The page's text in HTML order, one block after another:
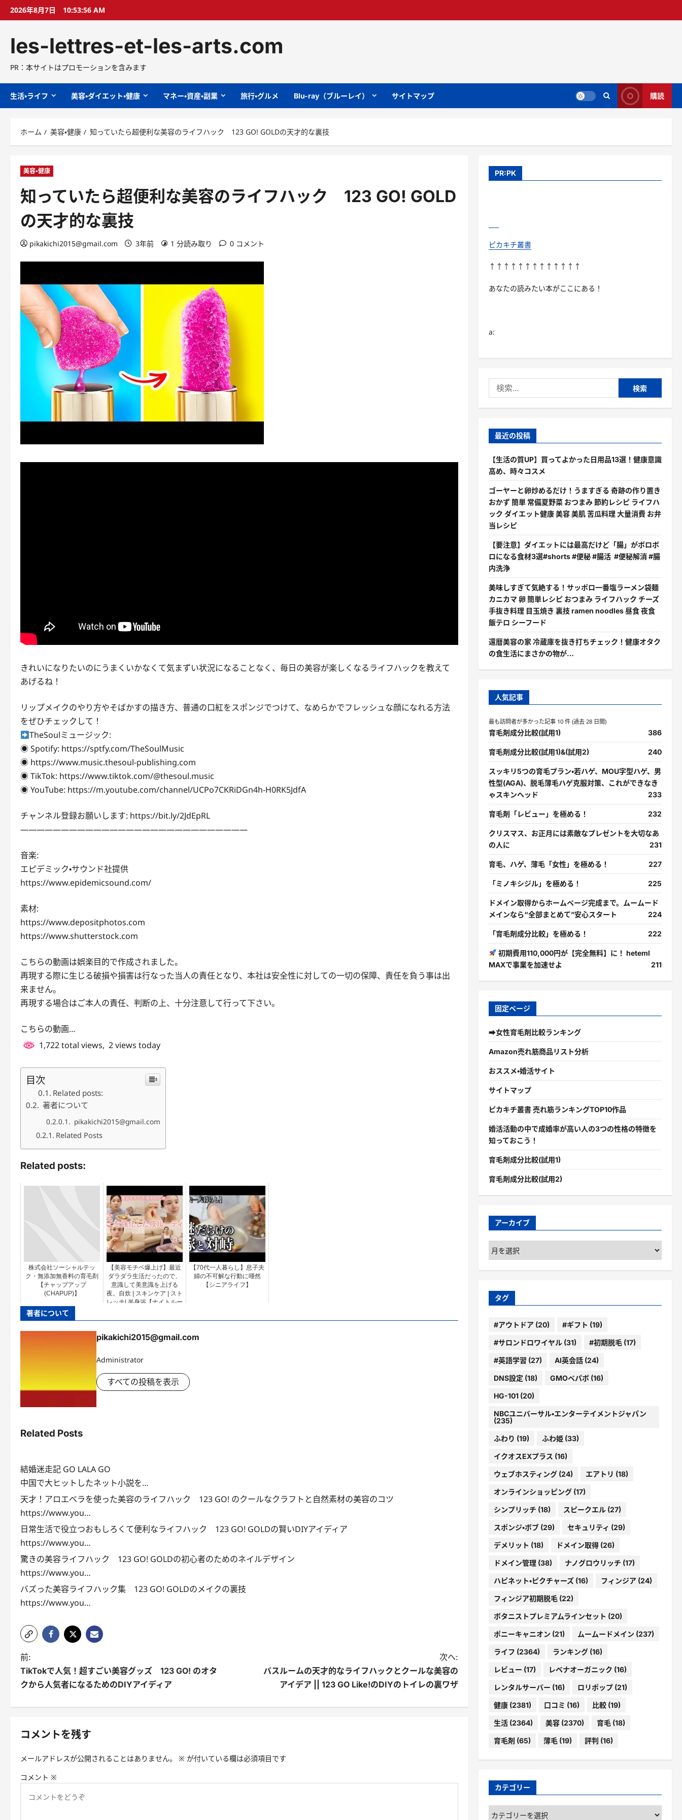
プ
2026年8月7日 10:53:57 AM
les-lettres-et-les-arts.com
PR：本サイトはプロモーションを含みます
生活・ライフ 美容・ダイエット・健康 マネー・資産・副業 旅行・グルメ Blu-ray（ブルーレイ） サイトマップ 購読
ホーム 美容・健康 知っていたら超便利な美容のライフハック 123 GO! GOLDの天才的な裏技
美容・健康
知っていたら超便利な美容のライフハック 123 GO! GOLD
の天才的な裏技
pikakichi2015@gmail.com 3年前 1 分読み取り 0 コメント
きれいになりたいのにうまくいかなくて気まずい状況になることなく、毎日の美容が楽しくなるライフハックを教えて
あげるね！
リップメイクのやり方やそばかすの描き方、普通の口紅をスポンジでつけて、なめらかでフレッシュな顔になれる方法
をぜひチェックして！
TheSoulミュージック:
◉ Spotify: https://sptfy.com/TheSoulMusic
◉ https://www.music.thesoul-publishing.com
◉ TikTok: https://www.tiktok.com/@thesoul.music
◉ YouTube: https://m.youtube.com/channel/UCPo7CKRiDGn4h-H0RK5JdfA
チャンネル登録お願いします: https://bit.ly/2JdEpRL
————————————————————————————
音楽:
エピデミック・サウンド社提供
https://www.epidemicsound.com/
素材:
https://www.depositphotos.com
https://www.shutterstock.com
こちらの動画は娯楽目的で作成されました。
再現する際に生じる破損や損害は行なった当人の責任となり、本社は安全性に対しての一切の保障、責任を負う事は出
来ません。
再現する場合はご本人の責任、判断の上、十分注意して行って下さい。
こちらの動画…
1,722 total views, 2 views today
目次
Related posts:
著者について
pikakichi2015@gmail.com
Related Posts
Related posts:
株式会社ソーシャルテッ
ク・無添加無香料の育毛剤
【チャップアップ
(CHAPUP)】
【美容モチベ爆上げ】最近
ダラダラ生活だったので、
意識して美意識を上げる
夜。自炊 | スキンケア | スト
レッチ| 半身浴【ナイトルー
【70代一人暮らし】息子夫
婦の不可解な行動に唖然
【シニアライフ】
著者について
pikakichi2015@gmail.com
Administrator
すべての投稿を表示
Related Posts
結婚迷走記 GO LALA GO
中国で大ヒットしたネット小説を…
天才！アロエベラを使った美容のライフハック 123 GO! のクールなクラフトと自然素材の美容のコツ
https://www.you…
日常生活で役立つおもしろくて便利なライフハック 123 GO! GOLDの賢いDIYアイディア
https://www.you…
驚きの美容ライフハック 123 GO! GOLDの初心者のためのネイルデザイン
https://www.you…
バズった美容ライフハック集 123 GO! GOLDのメイクの裏技
https://www.you…
投
稿
ゲ
ョ
前:
TikTokで人気！超すごい美容グッズ 123 GO! のオタ
クから人気者になるためのDIYアイディア
次へ:
バスルームの天才的なライフハックとクールな美容の
アイデア || 123 GO Like!のDIYのトイレの裏ワザ
コメントを残す
メールアドレスが公開されることはありません。 ※ が付いている欄は必須項目です
コメント ※
PR:PK
ピカキチ叢書
↑↑↑↑↑↑↑↑↑↑↑↑↑
あなたの読みたい本がここにある！
a:
索:
最近の投稿
【生活の質UP】買ってよかった日用品13選！健康意識
高め、時々コスメ
ゴーヤーと卵炒めるだけ！うますぎる 奇跡の作り置き
おかず 簡単 常備夏野菜 おつまみ 節約レシピ ライフハ
ック ダイエット健康 美容 美肌 苦瓜料理 大量消費 お弁
当レシピ
【要注意】ダイエットには最高だけど「腸」がボロボ
ロになる食材3選#shorts #便秘 #腸活 #便秘解消 #腸
内洗浄
美味しすぎて気絶する！サッポロ一番塩ラーメン袋麺
カニカマ 卵 簡単レシピ おつまみ ライフハック チーズ
手抜き料理 目玉焼き 裏技 ramen noodles 昼食 夜食
飯テロ シーフード
還暦美容の家 冷蔵庫を抜き打ちチェック！健康オタク
の食生活にまさかの物が…
人気記事
最も訪問者が多かった記事 10 件 (過去 28 日間)
育毛剤成分比較(試用1) 386
育毛剤成分比較(試用1)&(試用2) 240
スッキリ5つの育毛プラン・若ハゲ、MOU字型ハゲ、男
性型(AGA)、脱毛薄毛ハゲ克服対策、これができなき
ゃスキンヘッド
233
育毛剤「レビュー」を極める！ 232
クリスマス、お正月には素敵なプレゼントを大切なあ
の人に
231
育毛、ハゲ、薄毛「女性」を極める！ 227
「ミノキシジル」を極める！ 225
ドメイン取得からホームページ完成まで。ムームード
メインなら“全部まとめて”安心スタート
224
「育毛剤成分比較」を極める！ 222
初期費用110,000円が【完全無料】に！ heteml
MAXで事業を加速せよ
211
固定ページ
➡女性育毛剤比較ランキング
Amazon売れ筋商品リスト分析
おススメ・婚活サイト
サイトマップ
ピカキチ叢書 売れ筋ランキングTOP10作品
婚活活動の中で成婚率が高い人の3つの性格の特徴を
知っておこう！
育毛剤成分比較(試用1)
育毛剤成分比較(試用2)
アーカイブ
ア
ー
カ
ブ
タグ
#アウトドア(20) #ギフト (19)
#サロンドロワイヤル(31) #初期脱毛(17)
#英語学習 (27) AI英会話(24)
DNS設定 (18) GMOペパボ(16)
HG-101(20)
NBCユニバーサル・エンターテイメントジャパン
(235)
ふわり (19) ふわ姫(33)
イクオスEXプラス (16)
ウェブホスティング(24) エアトリ (18)
オンラインショッピング(17)
シンプリッチ (18) スピークエル(27)
スポンジ・ボブ(29) セキュリティ (29)
デメリット (18) ドメイン取得(26)
ドメイン管理(38) ナノグロウリッチ (17)
ハピネット・ピクチャーズ(16) フィンジア(24)
フィンジア初期脱毛(22)
ボタニストプレミアムラインセット (20)
ポニーキャニオン (21) ムームードメイン (237)
ライフ (2364) ランキング(16)
レビュー (17) レベナオーガニック (16)
レンタルサーバー (16) ロリポップ(21)
健康(2381) 口コミ (16) 比較(19)
生活(2364) 美容(2370) 育毛(18)
育毛剤 (65) 薄毛(19) 評判 (16)
カテゴリー
カ